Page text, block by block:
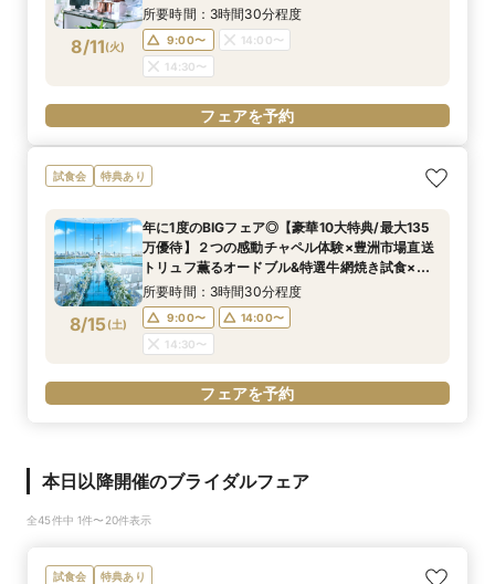
8/11(火)
ドレス特典
所要時間：3時間30分程度
9:00〜
14:00〜
14:30〜
フェアを予約
試食会 特典あり
8/15(土)
年に1度のBIGフェア◎【豪華10大特典/最大135
万優待】２つの感動チャペル体験×豊洲市場直送
トリュフ薫るオードブル&特選牛網焼き試食×ド
レス特典
所要時間：3時間30分程度
9:00〜
14:00〜
14:30〜
フェアを予約
本日以降開催のブライダルフェア
全45件中 1件〜20件表示
試食会 特典あり